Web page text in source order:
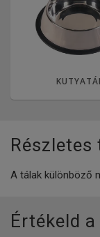
A tálak különböző
Értékeld